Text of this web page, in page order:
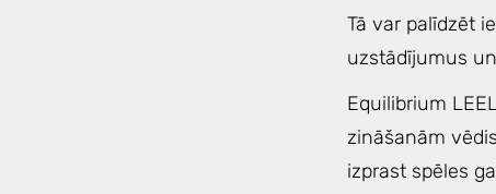
Tā var palīdzēt
uzstādījumus
Equilibrium
zināšanām
izprast spēles